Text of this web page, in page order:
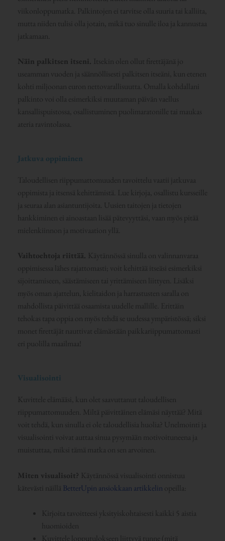
viikonloppumatka. Palkintojen ei tarvitse olla suuria tai kalliita,
mutta niiden tulisi olla jotain, mikä tuo sinulle iloa ja kannustaa
jatkamaan.
Näin palkitsen itseni. Itsekin olen ollut firettäjänä jo
useamman vuoden ja säännöllisesti palkitsen itseäni, kun etenen
kohti miljoonan euron nettovarallisuutta. Omalla kohdallani
palkinto voi olla esimerkiksi muutaman päivän vaellus
kansallispuistossa, osallistuminen puolimaratonille tai maukas
ateria ravintolassa.
Jatkuva oppiminen
Taloudellisen riippumattomuuden tavoittelu vaatii jatkuvaa
oppimista ja itsensä kehittämistä. Lue kirjoja, osallistu kursseille
ja seuraa alan asiantuntijoita. Uusien taitojen ja tietojen
hankkiminen ei ainoastaan lisää pätevyyttäsi, vaan myös pitää
mielenkiinnon ja motivaation yllä.
Vaihtoehtoja riittää. Käytännössä sinulla on valinnanvaraa
oppimisessa lähes rajattomasti; voit kehittää itseäsi esimerkiksi
sijoittamiseen, säästämiseen tai yrittämiseen liittyen. Lisäksi
myös oman ajattelun, kielitaidon ja harrastusten saralla on
mahdollista päivittää osaamista uudelle mallille. Erittäin
tehokas tapa oppia on myös tehdä se uudessa ympäristössä; siksi
monet firettäjät nauttivat elämästään paikkariippumattomasti
eri puolilla maailmaa!
Visualisointi
Kuvittele elämääsi, kun olet saavuttanut taloudellisen
riippumattomuuden. Miltä päivittäinen elämäsi näyttää? Mitä
voit tehdä, kun sinulla ei ole taloudellisia huolia? Unelmointi ja
visualisointi voivat auttaa sinua pysymään motivoituneena ja
muistuttaa, miksi tämä matka on sen arvoinen.
Miten visualisoit? Käytännössä visualisointi onnistuu
kätevästi näillä BetterUpin ansiokkaan artikkelin opeilla:
Kirjoita tavoitteesi yksityiskohtaisesti kaikki 5 aistia
huomioiden
Kuvittele lopputulokseen liittyvä tunne (mitä